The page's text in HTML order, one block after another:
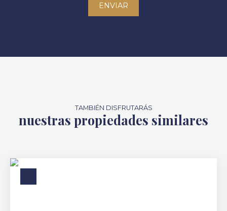
ENVIAR
TAMBIÉN DISFRUTARÁS
nuestras propiedades similares